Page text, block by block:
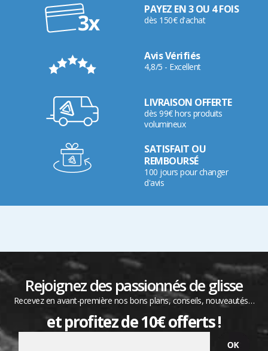
PAYEZ EN 3 OU 4 FOIS
dès 150€ d'achat
Avis Vérifiés
4,8/5 - Excellent
LIVRAISON OFFERTE
dès 99€ hors produits
volumineux
SATISFAIT OU
REMBOURSÉ
100 jours pour changer
d'avis
Rejoignez des passionnés de glisse
Recevez en avant-première nos bons plans, conseils, nouveautés…
et profitez de 10€ offerts !